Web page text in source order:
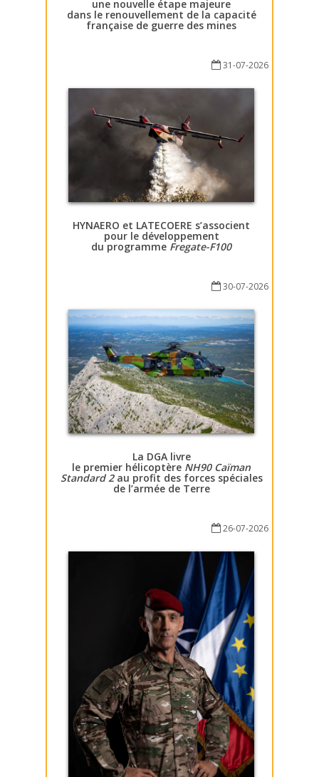
une nouvelle étape majeure
dans le renouvellement de la capacité
française de guerre des mines
31-07-2026
HYNAERO et LATECOERE s’associent
pour le développement
du programme Fregate-F100
30-07-2026
La DGA livre
le premier hélicoptère NH90 Caïman
Standard 2au profit des forces spéciales
de l’armée de Terre
26-07-2026